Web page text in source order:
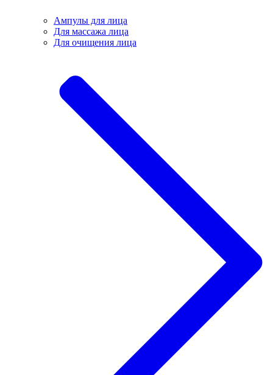
Ампулы для лица
Для массажа лица
Для очищения лица